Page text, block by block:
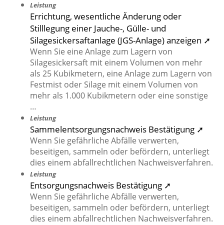
Leistung
Errichtung, wesentliche Änderung oder
Stilllegung einer Jauche-, Gülle- und
Silagesickersaftanlage (JGS-Anlage) anzeigen ➚
Wenn Sie eine Anlage zum Lagern von
Silagesickersaft mit einem Volumen von mehr
als 25 Kubikmetern, eine Anlage zum Lagern von
Festmist oder Silage mit einem Volumen von
mehr als 1.000 Kubikmetern oder eine sonstige
…
Leistung
Sammelentsorgungsnachweis Bestätigung ➚
Wenn Sie gefährliche Abfälle verwerten,
beseitigen, sammeln oder befördern, unterliegt
dies einem abfallrechtlichen Nachweisverfahren.
Leistung
Entsorgungsnachweis Bestätigung ➚
Wenn Sie gefährliche Abfälle verwerten,
beseitigen, sammeln oder befördern, unterliegt
dies einem abfallrechtlichen Nachweisverfahren.